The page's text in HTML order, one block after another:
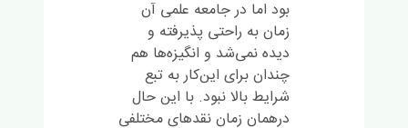
بود اما در جامعه علمی آن
زمان به راحتی پذیرفته و
دیده نمی‌شد و انگیزه‌ها هم
چندان برای این‌کار به تبع
شرایط بالا نبود. با این حال
درهمان زمان نقدهای مختلفی